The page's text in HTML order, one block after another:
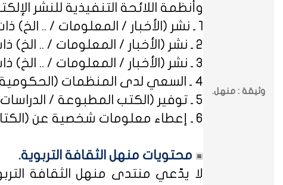
وثيقة : منهل.
وأنظمة اللائحة التنفيذية للنشر
1 ـ نشر (الأخبار / المعلومات / .. الخ) ذات الطابع السياسي، أو المتضمنة أسماء سياسيين.
2 ـ نشر (الأخبار / المعلومات / .. الخ) ذات العِلاقة بالصراعات (المذهبية / الطائفية / الحزبية / السياسية / .. الخ).
3 ـ نشر (الأخبار / المعلومات / .. الخ) ذات العِلاقة بالخلافات (الرسمية / الشخصية) مع المنظمات (الحكومية / الخاصة / .. الخ).
4 ـ السعي لدى المنظمات (الحكومية / الخاصة / .. الخ) بطلب أو متابعة (التوظيف / الدراسة / البلاغات / الشكاوى / .. الخ).
5 ـ توفير (الكتب المطبوعة / الدراسات العلمية / البحوث الإجرائية / أوراق العمل / الوثائق / التشريعات / الملخصات / .. الخ).
6 ـ إعطاء معلومات شخصية عن (الكتاب المشاركين في منهل الثقافة التربوية / المسؤولين في مختلف المنظمات / .. الخ).
محتويات منهل الثقافة التربوية.
لا يدّعي منتدى منهل الثقافة